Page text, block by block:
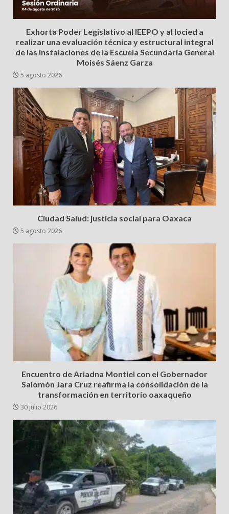
Exhorta Poder Legislativo al IEEPO y al Iocied a
realizar una evaluación técnica y estructural integral
de las instalaciones de la Escuela Secundaria General
Moisés Sáenz Garza
5 agosto 2026
Ciudad Salud: justicia social para Oaxaca
5 agosto 2026
Encuentro de Ariadna Montiel con el Gobernador
Salomón Jara Cruz reafirma la consolidación de la
transformación en territorio oaxaqueño
30 julio 2026